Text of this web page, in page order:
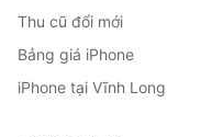
Thu cũ đổi mới
Bảng giá iPhone
iPhone tại Vĩnh Long